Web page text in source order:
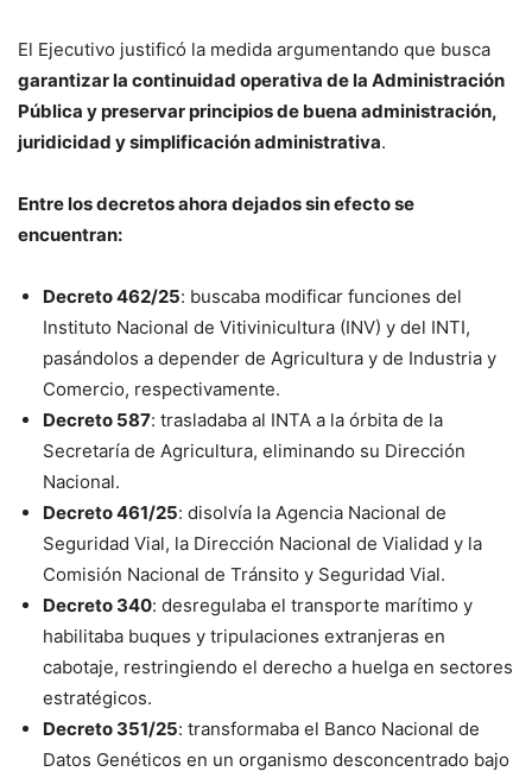
El Ejecutivo justificó la medida argumentando que busca
garantizar la continuidad operativa de la Administración
Pública y preservar principios de buena administración,
juridicidad y simplificación administrativa.
Entre los decretos ahora dejados sin efecto se
encuentran:
Decreto 462/25: buscaba modificar funciones del
Instituto Nacional de Vitivinicultura (INV) y del INTI,
pasándolos a depender de Agricultura y de Industria y
Comercio, respectivamente.
Decreto 587: trasladaba al INTA a la órbita de la
Secretaría de Agricultura, eliminando su Dirección
Nacional.
Decreto 461/25: disolvía la Agencia Nacional de
Seguridad Vial, la Dirección Nacional de Vialidad y la
Comisión Nacional de Tránsito y Seguridad Vial.
Decreto 340: desregulaba el transporte marítimo y
habilitaba buques y tripulaciones extranjeras en
cabotaje, restringiendo el derecho a huelga en sectores
estratégicos.
Decreto 351/25: transformaba el Banco Nacional de
Datos Genéticos en un organismo desconcentrado bajo